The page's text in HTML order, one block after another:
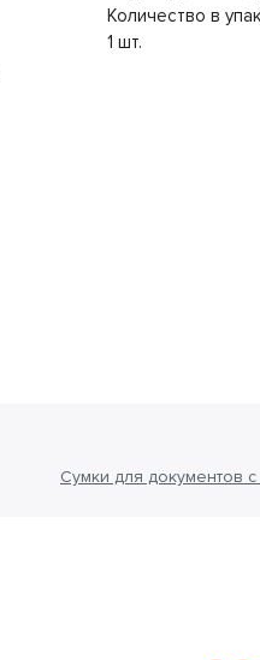
Количество в
1 шт.
Сумки для документов